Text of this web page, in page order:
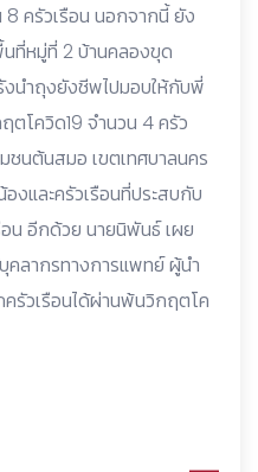
ครัวเรือน นอกจากนี้ ยัง
ที่หมู่ที่ 2 บ้านคลองขุด
นำถุงยังชีพไปมอบให้กับพี่
ตโควิด19 จำนวน 4 ครัว
ชนต้นสมอ เขตเทศบาลนคร
และครัวเรือนที่ประสบกับ
อน อีกด้วย นายนิพันธ์ เผย
คลากรทางการแพทย์ ผู้นำ
รัวเรือนได้ผ่านพ้นวิกฤตโค